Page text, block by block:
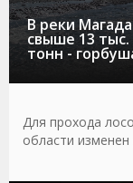
В реки
свыше 13 тыс.
тонн -
Для прохода
области